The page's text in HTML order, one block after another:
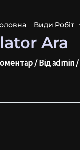
Види Робіт
Ara
/ Відadmin/